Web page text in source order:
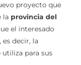
proyecto que
la provincia del
el interesado
decir, la
para sus